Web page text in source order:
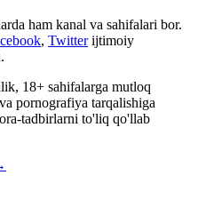
ham kanal va sahifalari bor.
, Twitter ijtimoiy
18+ sahifalarga mutloq
pornografiya tarqalishiga
tadbirlarni to'liq qo'llab